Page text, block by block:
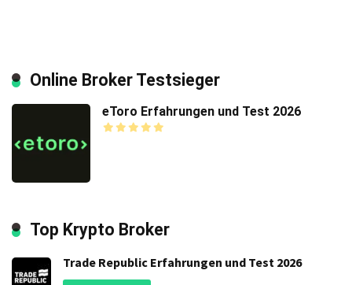
Online Broker Testsieger
eToro Erfahrungen und Test 2026
Top Krypto Broker
Trade Republic Erfahrungen und Test 2026